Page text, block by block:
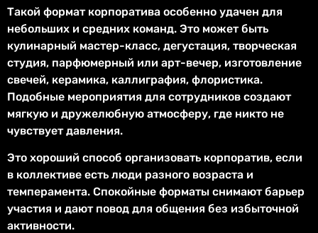
Такой формат корпоратива особенно удачен для
небольших и средних команд. Это может быть
кулинарный мастер-класс, дегустация, творческая
студия, парфюмерный или арт-вечер, изготовление
свечей, керамика, каллиграфия, флористика.
Подобные мероприятия для сотрудников создают
мягкую и дружелюбную атмосферу, где никто не
чувствует давления.
Это хороший способ организовать корпоратив, если
в коллективе есть люди разного возраста и
темперамента. Спокойные форматы снимают барьер
участия и дают повод для общения без избыточной
активности.